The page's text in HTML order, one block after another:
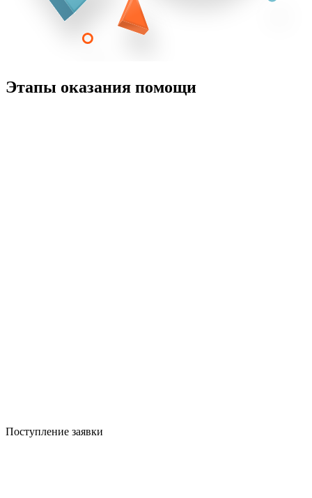
Этапы оказания помощи
Поступление заявки